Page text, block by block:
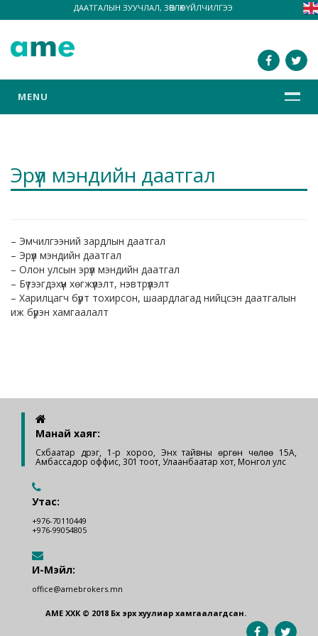
ДААТГАЛЫН ЗУУЧЛАЛ, ЗӨВЛӨХ ҮЙЛЧИЛГЭЭ
MENU
Эрүүл мэндийн даатгал
– Эмчилгээний зардлын даатгал
– Эрүүл мэндийн даатгал
– Олон улсын эрүүл мэндийн даатгал
– Бүтээгдэхүүн хөгжүүлэлт, нэвтрүүлэлт
– Харилцагч бүрт тохирсон, шаардлагад нийцсэн даатгалын
иж бүрэн хамгаалалт
Манай хаяг:
Сүхбаатар дүүрэг, 1-р хороо, Энх тайвны өргөн чөлөө 15А,
Амбассадор оффис, 301 тоот, Улаанбаатар хот, Монгол улс
Утас:
+976-70110449
+976-99054805
И-Мэйл:
office@amebrokers.mn
AМЕ ХХК © 2018 Бүх эрх хуулиар хамгаалагдсан.